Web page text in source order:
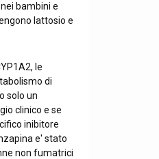
bambini e
lattosio e
le
di
solo un
clinico e se
inibitore
e' stato
non fumatrici